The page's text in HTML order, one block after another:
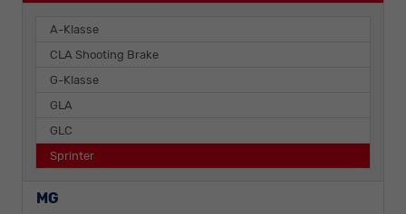
A-Klasse
CLA Shooting Brake
G-Klasse
GLA
GLC
Sprinter
MG